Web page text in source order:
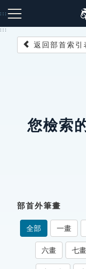
到
主
:::
成語故事
索引選單
知識索引
單字索引
:::
返回部首索引
您檢索
部首外筆畫
全部 一畫
六畫 七畫